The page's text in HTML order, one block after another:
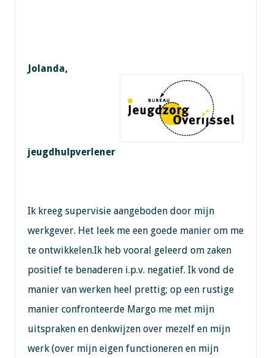
Jolanda,
jeugdhulpverlener
Ik kreeg supervisie aangeboden door mijn
werkgever. Het leek me een goede manier om me
te ontwikkelen.Ik heb vooral geleerd om zaken
positief te benaderen i.p.v. negatief. Ik vond de
manier van werken heel prettig; op een rustige
manier confronteerde Margo me met mijn
uitspraken en denkwijzen over mezelf en mijn
werk (over mijn eigen functioneren en mijn